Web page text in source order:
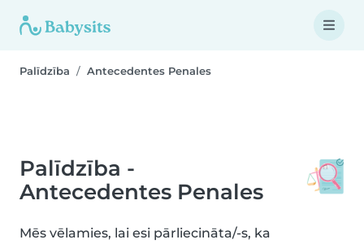
Palīdzība Antecedentes Penales
Palīdzība -
Antecedentes Penales
Mēs vēlamies, lai esi pārliecināta/-s, ka